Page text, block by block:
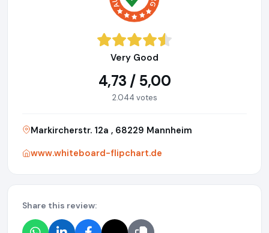
Very Good
4,73 / 5,00
2.044 votes
Markircherstr. 12a , 68229 Mannheim
www.whiteboard-flipchart.de
Share this review: